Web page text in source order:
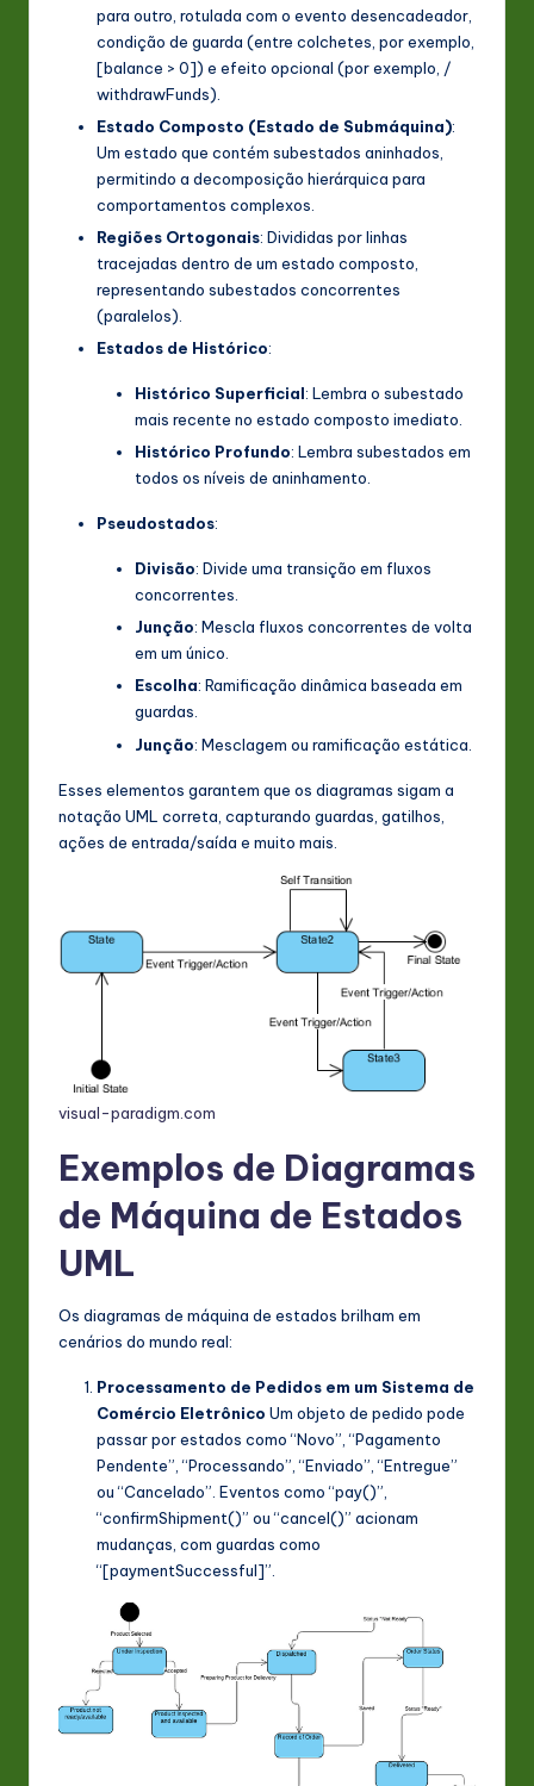
para outro, rotulada com o evento desencadeador,
condição de guarda (entre colchetes, por exemplo,
[balance > 0]) e efeito opcional (por exemplo, /
withdrawFunds).
Estado Composto (Estado de Submáquina):
Um estado que contém subestados aninhados,
permitindo a decomposição hierárquica para
comportamentos complexos.
Regiões Ortogonais: Divididas por linhas
tracejadas dentro de um estado composto,
representando subestados concorrentes
(paralelos).
Estados de Histórico:
Histórico Superficial: Lembra o subestado
mais recente no estado composto imediato.
Histórico Profundo: Lembra subestados em
todos os níveis de aninhamento.
Pseudostados:
Divisão: Divide uma transição em fluxos
concorrentes.
Junção: Mescla fluxos concorrentes de volta
em um único.
Escolha: Ramificação dinâmica baseada em
guardas.
Junção: Mesclagem ou ramificação estática.
Esses elementos garantem que os diagramas sigam a
notação UML correta, capturando guardas, gatilhos,
ações de entrada/saída e muito mais.
visual-paradigm.com
Exemplos de Diagramas
de Máquina de Estados
UML
Os diagramas de máquina de estados brilham em
cenários do mundo real:
Processamento de Pedidos em um Sistema de
Comércio Eletrônico Um objeto de pedido pode
passar por estados como “Novo”, “Pagamento
Pendente”, “Processando”, “Enviado”, “Entregue”
ou “Cancelado”. Eventos como “pay()”,
“confirmShipment()” ou “cancel()” acionam
mudanças, com guardas como
“[paymentSuccessful]”.